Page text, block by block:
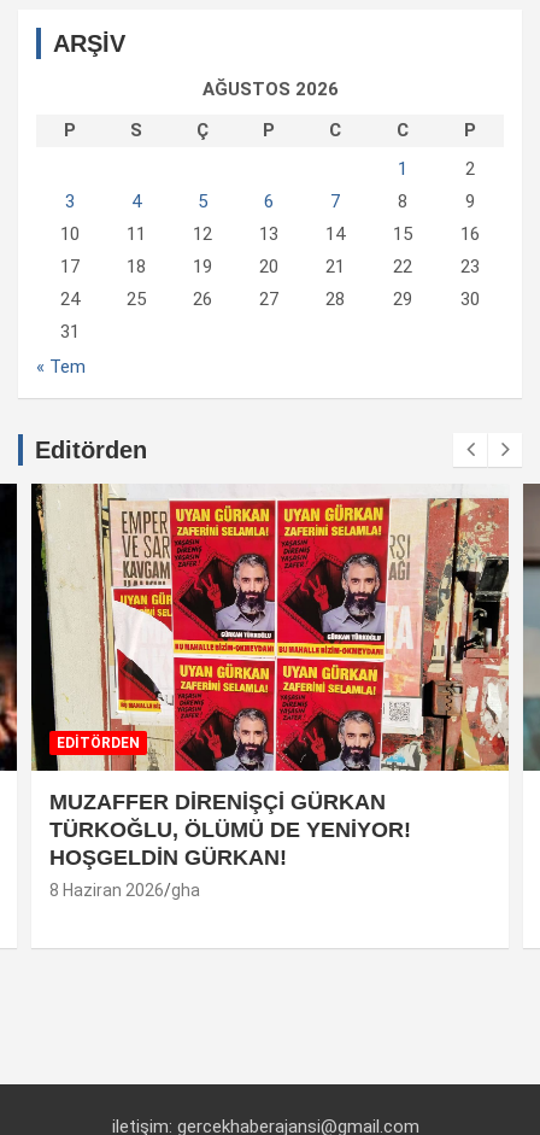
ARŞİV
AĞUSTOS 2026
P
S Ç P C C
P
1
2
3
4 5 6 7 8
9
10
11 12 13 14 15
16
17
18 19 20 21 22
23
24
25 26 27 28 29
30
31
« Tem
Editörden
EDİTÖRDEN
MUZAFFER DİRENİŞÇİ GÜRKAN
TÜRKOĞLU, ÖLÜMÜ DE YENİYOR!
HOŞGELDİN GÜRKAN!
8 Haziran 2026 gha
iletişim: gercekhaberajansi@gmail.com